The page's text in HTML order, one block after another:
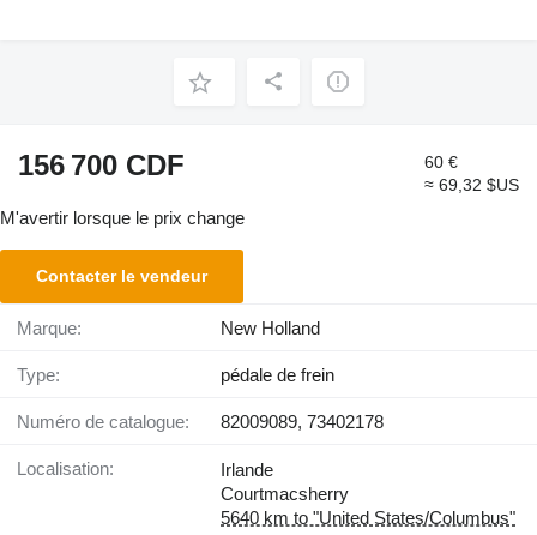
156 700 CDF
60 €
≈ 69,32 $US
M'avertir lorsque le prix change
Contacter le vendeur
Marque: New Holland
Type: pédale de frein
Numéro de catalogue: 82009089, 73402178
Localisation:
Irlande
Courtmacsherry
5640 km to "United States/Columbus"